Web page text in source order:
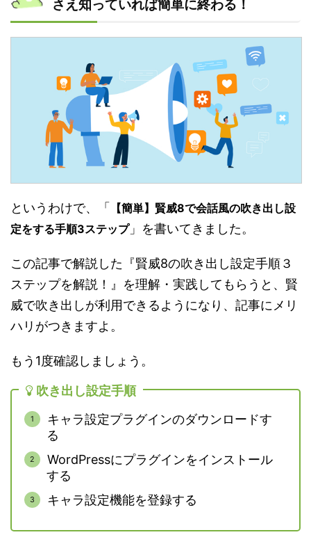
さえ知っていれば簡単に終わる！
というわけで、「
【簡単】賢威8で会話風の吹き出し設
定をする手順3ステップ」を書いてきました。
この記事で解説した『賢威8の吹き出し設定手順３
ステップを解説！』を理解・実践してもらうと、賢
威で吹き出しが利用できるようになり、記事にメリ
ハリがつきますよ。
もう1度確認しましょう。
吹き出し設定手順
キャラ設定プラグインのダウンロードす
る
WordPressにプラグインをインストール
する
キャラ設定機能を登録する